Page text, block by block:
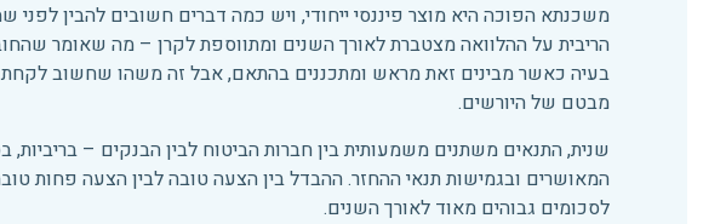
משכנתא הפוכה היא מוצר פיננסי ייחודי, ויש כמה דברים חשובים להבין
הריבית על ההלוואה מצטברת לאורך השנים ומתווספת לקרן – מה שאומר
בעיה כאשר מבינים זאת מראש ומתכננים בהתאם, אבל זה משהו שחשוב
מבטם של היורשים.
שנית, התנאים משתנים משמעותית בין חברות הביטוח לבין הבנקים – בריביות,
המאושרים ובגמישות תנאי ההחזר. ההבדל בין הצעה טובה לבין הצעה פחות
לסכומים גבוהים מאוד לאורך השנים.